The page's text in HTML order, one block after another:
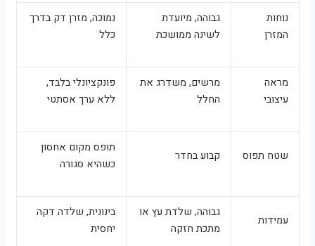
נוחות
המזרן
גבוהה, מיועדת
לשינה ממושכת
נמוכה, מזרן דק בדרך
כלל
מראה
עיצובי
מרשים, משדרג את
החלל
פונקציונלי בלבד,
ללא ערך אסתטי
שטח תפוס קבוע בחדר
תופס מקום אחסון
כשהיא סגורה
עמידות
גבוהה, שלדת עץ או
מתכת חזקה
בינונית, שלדה דקה
יחסית